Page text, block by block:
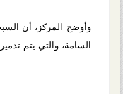
وأوضح المركز، أن
السامة، والتي يتم